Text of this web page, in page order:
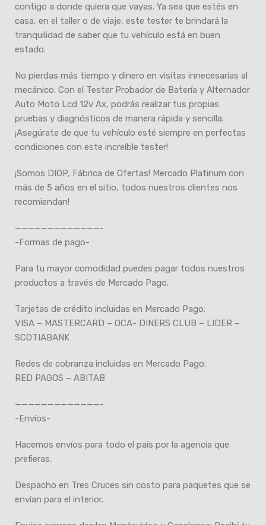
contigo a donde quiera que vayas. Ya sea que estés en
casa, en el taller o de viaje, este tester te brindará la
tranquilidad de saber que tu vehículo está en buen
estado.
No pierdas más tiempo y dinero en visitas innecesarias al
mecánico. Con el Tester Probador de Batería y Alternador
Auto Moto Lcd 12v Ax, podrás realizar tus propias
pruebas y diagnósticos de manera rápida y sencilla.
¡Asegúrate de que tu vehículo esté siempre en perfectas
condiciones con este increíble tester!
¡Somos DIOP, Fábrica de Ofertas! Mercado Platinum con
más de 5 años en el sitio, todos nuestros clientes nos
recomiendan!
—————————————-
-Formas de pago-
Para tu mayor comodidad puedes pagar todos nuestros
productos a través de Mercado Pago.
Tarjetas de crédito incluidas en Mercado Pago:
VISA – MASTERCARD – OCA- DINERS CLUB – LIDER –
SCOTIABANK
Redes de cobranza incluidas en Mercado Pago:
RED PAGOS – ABITAB
—————————————-
-Envíos-
Hacemos envíos para todo el país por la agencia que
prefieras.
Despacho en Tres Cruces sin costo para paquetes que se
envían para el interior.